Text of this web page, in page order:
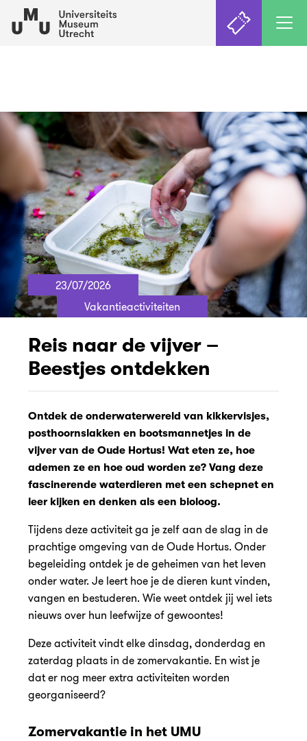
23/07/2026
Vakantieactiviteiten
Reis naar de vijver –
Beestjes ontdekken
Ontdek de onderwaterwereld van kikkervisjes,
posthoornslakken en bootsmannetjes in de
vijver van de Oude Hortus! Wat eten ze, hoe
ademen ze en hoe oud worden ze? Vang deze
fascinerende waterdieren met een schepnet en
leer kijken en denken als een bioloog.
Tijdens deze activiteit ga je zelf aan de slag in de
prachtige omgeving van de Oude Hortus. Onder
begeleiding ontdek je de geheimen van het leven
onder water. Je leert hoe je de dieren kunt vinden,
vangen en bestuderen. Wie weet ontdek jij wel iets
nieuws over hun leefwijze of gewoontes!
Deze activiteit vindt elke dinsdag, donderdag en
zaterdag plaats in de zomervakantie. En wist je
dat er nog meer extra activiteiten worden
georganiseerd?
Zomervakantie in het UMU